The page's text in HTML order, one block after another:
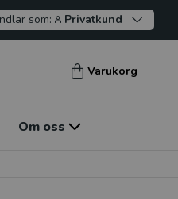
som: Privatkund
Varukorg
Om oss